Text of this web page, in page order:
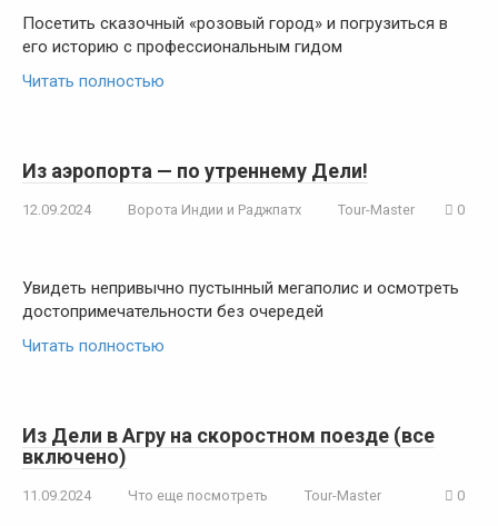
Посетить сказочный «розовый город» и погрузиться в
его историю с профессиональным гидом
Читать полностью
Из аэропорта — по утреннему Дели!
12.09.2024 Ворота Индии и Раджпатх Tour-Master 0
Увидеть непривычно пустынный мегаполис и осмотреть
достопримечательности без очередей
Читать полностью
Из Дели в Агру на скоростном поезде (все
включено)
11.09.2024 Что еще посмотреть Tour-Master 0